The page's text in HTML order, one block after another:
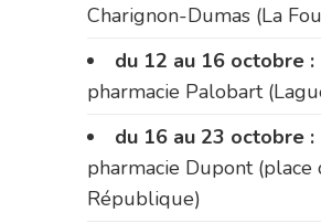
Charignon-Dumas (La
du 12 au 16 octobre :
pharmacie Palobart
du 16 au 23 octobre :
pharmacie Dupont (place
République)